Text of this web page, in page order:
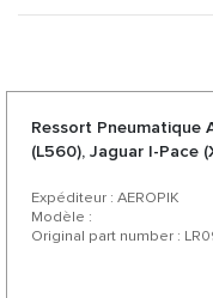
(connu sous le nom de
SUV fabriqué par le
Jaguar Land Rover
modèle de la gamme
1er mars 2017 à
Ressort Pneumatique
(L560), Jaguar I-Pace
Expéditeur : AEROPIK
Modèle :
Original part number :